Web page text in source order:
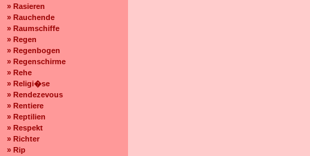
» Rasieren
» Rauchende
» Raumschiffe
» Regen
» Regenbogen
» Regenschirme
» Rehe
» Religi�se
» Rendezevous
» Rentiere
» Reptilien
» Respekt
» Richter
» Rip